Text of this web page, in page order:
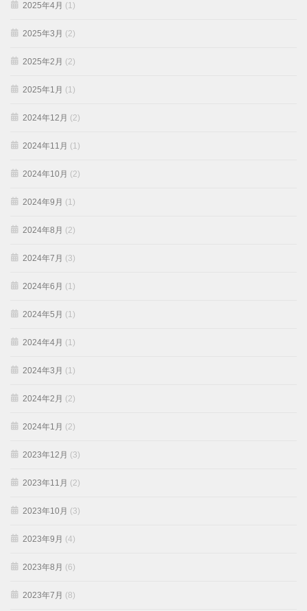
2025年4月 (1)
2025年3月 (2)
2025年2月 (2)
2025年1月 (1)
2024年12月 (2)
2024年11月 (1)
2024年10月 (2)
2024年9月 (1)
2024年8月 (2)
2024年7月 (3)
2024年6月 (1)
2024年5月 (1)
2024年4月 (1)
2024年3月 (1)
2024年2月 (2)
2024年1月 (2)
2023年12月 (3)
2023年11月 (2)
2023年10月 (3)
2023年9月 (4)
2023年8月 (6)
2023年7月 (8)